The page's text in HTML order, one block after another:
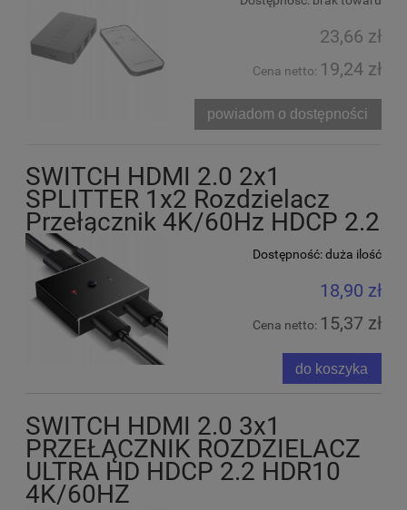
23,66 zł
Cena netto: 19,24 zł
powiadom o dostępności
SWITCH HDMI 2.0 2x1
SPLITTER 1x2 Rozdzielacz
Przełącznik 4K/60Hz HDCP 2.2
Dostępność:duża ilość
18,90 zł
Cena netto: 15,37 zł
do koszyka
SWITCH HDMI 2.0 3x1
PRZEŁĄCZNIK ROZDZIELACZ
ULTRA HD HDCP 2.2 HDR10
4K/60HZ